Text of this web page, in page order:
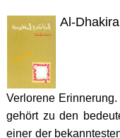
Al-
Verlorene
gehört zu den
einer der